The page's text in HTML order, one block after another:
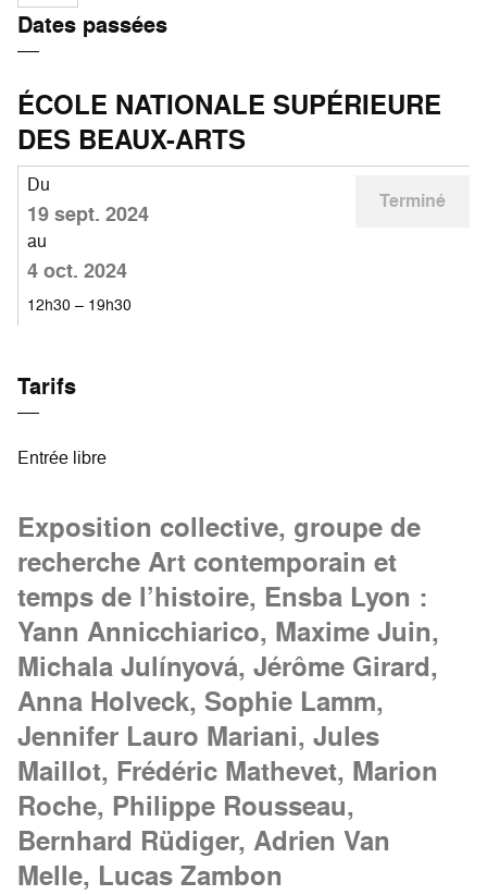
Dates passées
ÉCOLE NATIONALE SUPÉRIEURE
DES BEAUX-ARTS
Du
19 sept. 2024
au
4 oct. 2024
12h30 – 19h30
Terminé
Tarifs
Entrée libre
Exposition collective, groupe de
recherche Art contemporain et
temps de l’histoire, Ensba Lyon :
Yann Annicchiarico, Maxime Juin,
Michala Julínyová, Jérôme Girard,
Anna Holveck, Sophie Lamm,
Jennifer Lauro Mariani, Jules
Maillot, Frédéric Mathevet, Marion
Roche, Philippe Rousseau,
Bernhard Rüdiger, Adrien Van
Melle, Lucas Zambon